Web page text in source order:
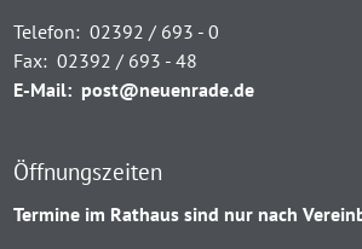
Telefon: 02392 / 693 - 0
Fax: 02392 / 693 - 48
E-Mail: post@neuenrade.de
Öffnungszeiten
Termine im Rathaus sind nur nach